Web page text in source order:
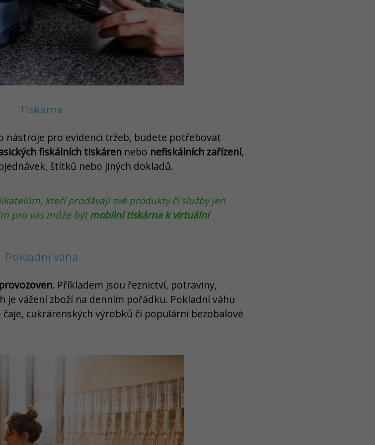
Tiskárna
nástroje pro evidenci tržeb, budete potřebovat
fiskálních tiskáren nebo nefiskálních zařízení,
štítků nebo jiných dokladů.
kteří prodávají své produkty či služby jen
pro vás může býtmobilní tiskárna k virtuální
Pokladní váha
. Příkladem jsou řeznictví, potraviny,
je vážení zboží na denním pořádku. Pokladní váhu
cukrárenských výrobků či populární bezobalové